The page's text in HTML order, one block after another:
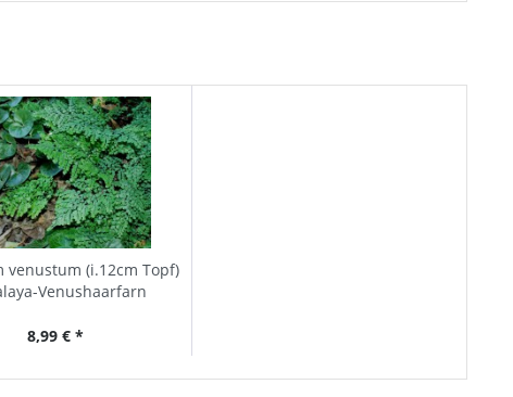
venustum (i.12cm Topf)
Venushaarfarn
8,99 € *